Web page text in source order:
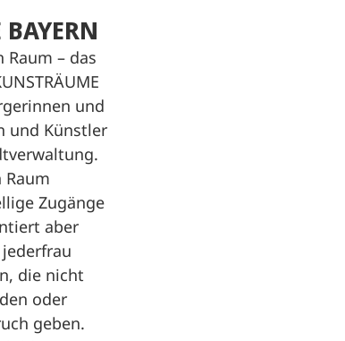
– das
und
und Künstler
Zugänge
aber
die nicht
oder
geben.